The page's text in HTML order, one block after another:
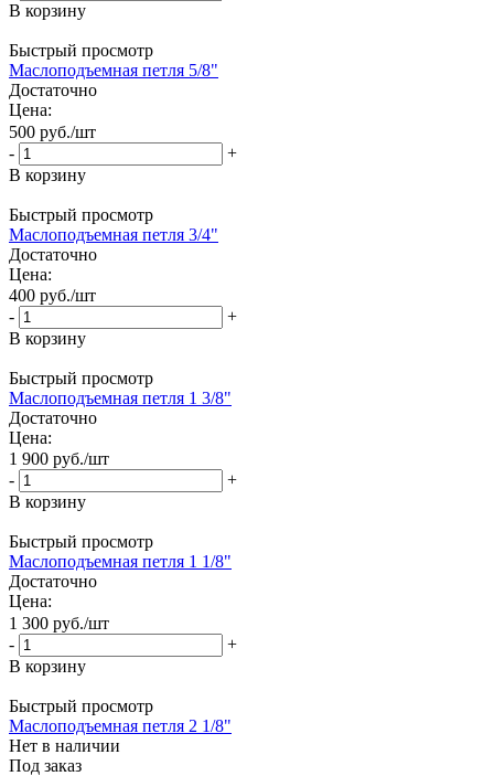
В корзину
Быстрый просмотр
Маслоподъемная петля 5/8"
Достаточно
Цена:
500 руб./шт
-
+
В корзину
Быстрый просмотр
Маслоподъемная петля 3/4"
Достаточно
Цена:
400 руб./шт
-
+
В корзину
Быстрый просмотр
Маслоподъемная петля 1 3/8"
Достаточно
Цена:
1 900 руб./шт
-
+
В корзину
Быстрый просмотр
Маслоподъемная петля 1 1/8"
Достаточно
Цена:
1 300 руб./шт
-
+
В корзину
Быстрый просмотр
Маслоподъемная петля 2 1/8"
Нет в наличии
Под заказ